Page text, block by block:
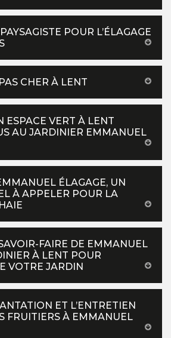
POUR L’ÉLAGAGE
CHER À LENT
ESPACE VERT À LENT
AU JARDINIER EMMANUEL
ÉLAGAGE, UN
À APPELER POUR LA
FAIRE DE EMMANUEL
À LENT POUR
VOTRE JARDIN
ET L’ENTRETIEN
FRUITIERS À EMMANUEL